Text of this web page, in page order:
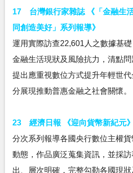
17 台灣銀行家雜誌 《「金融生
同創造美好」系列報導》
運用實際訪查22,601人之數據基
金融生活現狀及風險抗力，清點問
提出應重視數位方式提升年輕世
分展現推動普惠金融之社會關懷。
23 經濟日報 《迎向貨幣新紀元》
分次系列報導各國央行數位主權
動態，作品廣泛蒐集資訊，並採
出、層次明確，完整勾勒各國現